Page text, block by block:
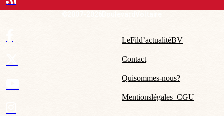
Le Fil d’actualité BV
Contact
Qui sommes-nous ?
Mentions légales – CGU